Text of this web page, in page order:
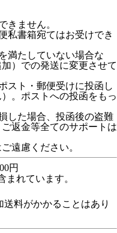
きません。
私書箱宛てはお受けでき
満たしていない場合な
）での発送に変更させて
スト・郵便受けに投函し
。ポストへの投函をもっ
した場合、投函後の盗難
返金等全てのサポートは
遠慮ください。
円
まれています。
料がかかることはあり